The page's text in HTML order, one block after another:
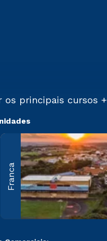
os principais cursos +
Franca